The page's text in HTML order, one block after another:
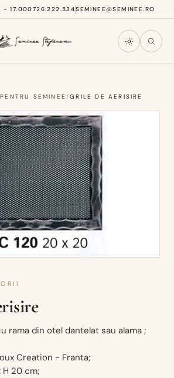
- 17.000726.222.534SEMINEE@SEMINEE.RO
SEMINEE/GRILE DE AERISIRE
rama din otel dantelat sau alama ;
Creation - Franta;
H 20 cm;